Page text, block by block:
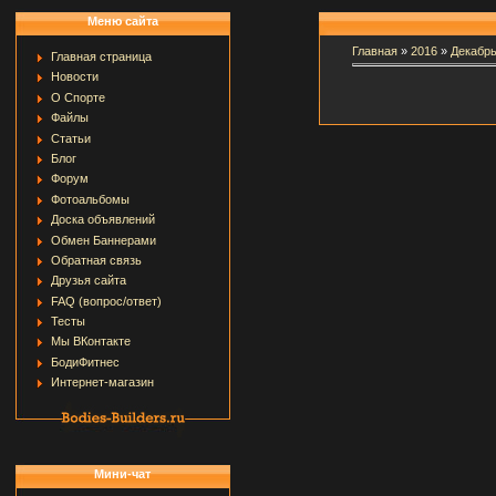
Меню сайта
Главная страница
Новости
О Спорте
Файлы
Статьи
Блог
Форум
Фотоальбомы
Доска объявлений
Обмен Баннерами
Обратная связь
Друзья сайта
FAQ (вопрос/ответ)
Тесты
Мы ВКонтакте
БодиФитнес
Интернет-магазин
Мини-чат
Главная» 2016 » Декабрь